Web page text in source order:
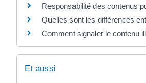
Responsabilité des contenus
Quelles sont les différences
Comment signaler le contenu
Et aussi